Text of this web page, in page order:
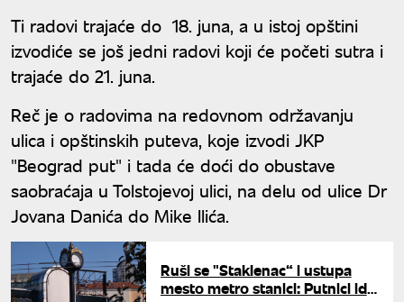
Ti radovi trajaće do 18. juna, a u istoj opštini
izvodiće se još jedni radovi koji će početi sutra i
trajaće do 21. juna.
Reč je o radovima na redovnom održavanju
ulica i opštinskih puteva, koje izvodi JKP
"Beograd put" i tada će doći do obustave
saobraćaja u Tolstojevoj ulici, na delu od ulice Dr
Jovana Danića do Mike Ilića.
Ruši se "Staklenac“ i ustupa
mesto metro stanici: Putnici idu